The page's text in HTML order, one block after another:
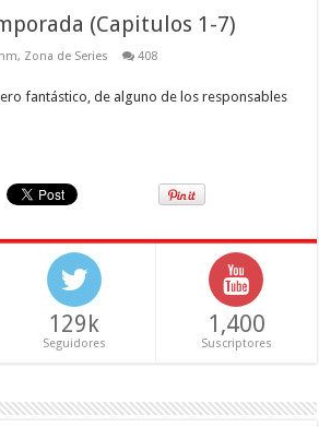
(Capitulos 1-7)
, Zona de Series 408
fantástico, de alguno de los responsables
129k
Seguidores
1,400
Suscriptores